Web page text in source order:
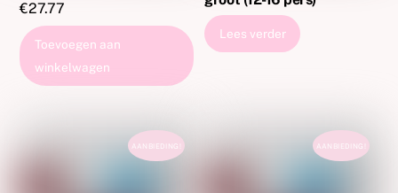
€27.77
Toevoegen aan
winkelwagen
Lees verder
AANBIEDING! AANBIEDING!